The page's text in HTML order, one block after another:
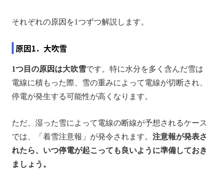
それぞれの原因を1つずつ解説します。
原因1．大吹雪
1つ目の原因は大吹雪です。特に水分を多く含んだ雪は
電線に積もった際、雪の重みによって電線が切断され、
停電が発生する可能性が高くなります。
ただ、湿った雪によって電線の断線が予想されるケース
では、「着雪注意報」が発令されます。 注意報が発表さ
れたら、いつ停電が起こっても良いように準備しておき
ましょう。